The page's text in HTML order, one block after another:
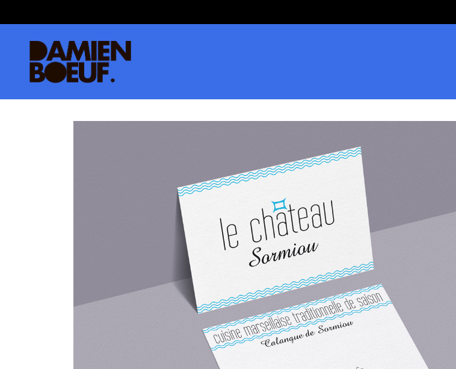
Le Château de Sormiou